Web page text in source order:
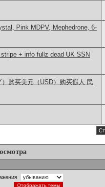
Pink MDPV, Mephedrone, 6-
+ info fullz dead UK SSN
购买美元（USD）购买假人 民